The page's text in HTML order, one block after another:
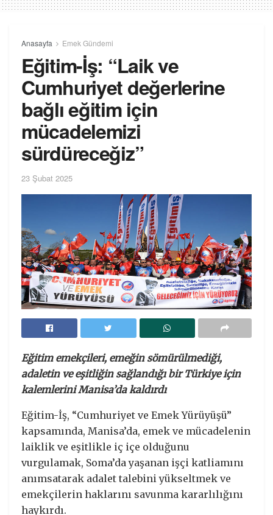
Anasayfa Emek Gündemi
Eğitim-İş: “Laik ve
Cumhuriyet değerlerine
bağlı eğitim için
mücadelemizi
sürdüreceğiz”
23 Şubat 2025
Eğitim emekçileri, emeğin sömürülmediği,
adaletin ve eşitliğin sağlandığı bir Türkiye için
kalemlerini Manisa’da kaldırdı
Eğitim-İş, “Cumhuriyet ve Emek Yürüyüşü”
kapsamında, Manisa’da, emek ve mücadelenin
laiklik ve eşitlikle iç içe olduğunu
vurgulamak, Soma’da yaşanan işçi katliamını
anımsatarak adalet talebini yükseltmek ve
emekçilerin haklarını savunma kararlılığını
haykırdı.